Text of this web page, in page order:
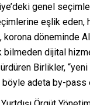
genel
eşlik eden,
döneminde
bilmeden dijital
Birlikler,
böyle adeta by-pass